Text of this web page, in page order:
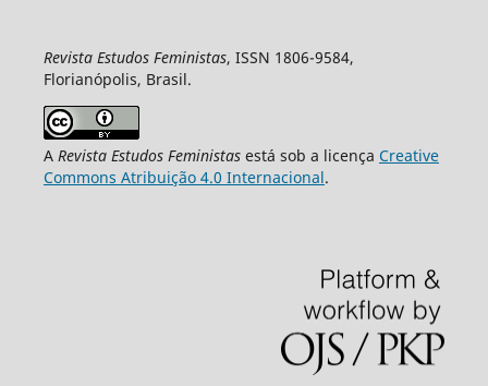
Revista Estudos Feministas, ISSN 1806-9584,
Florianópolis, Brasil.
A Revista Estudos Feministasestá sob a licença Creative
Commons Atribuição 4.0 Internacional.